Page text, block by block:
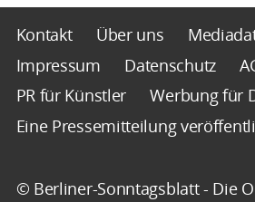
Kontakt Über uns
Impressum
Datenschutz
PR für Künstler
Werbung für
Eine Pressemitteilung
© Berliner-Sonntagsblatt - Die